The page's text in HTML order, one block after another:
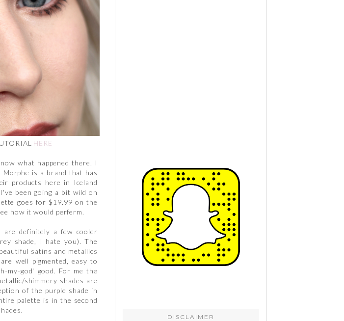
HERE
what happened there. I
is a brand that has
products here in Iceland
been going a bit wild on
goes for $19.99 on the
how it would perferm.
definitely a few cooler
shade, I hate you). The
satins and metallics
well pigmented, easy to
my-god' good. For me the
shimmery shades are
of the purple shade in
palette is in the second
DISCLAIMER